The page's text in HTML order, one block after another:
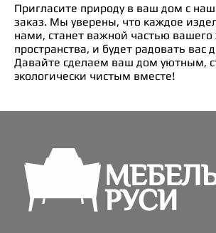
Пригласите природу в ваш дом с
заказ. Мы уверены, что каждое
нами, станет важной частью вашего
пространства, и будет радовать вас
Давайте сделаем ваш дом уютным,
экологически чистым вместе!